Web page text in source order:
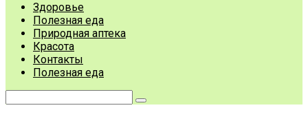
Здоровье
Полезная еда
Природная аптека
Красота
Контакты
Полезная еда